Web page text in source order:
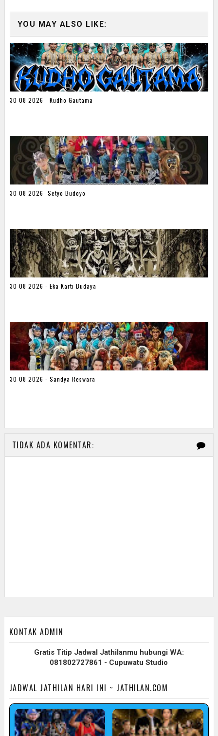
YOU MAY ALSO LIKE:
30 08 2026 - Kudho Gautama
30 08 2026- Setyo Budoyo
30 08 2026 - Eka Karti Budaya
30 08 2026 - Sandya Reswara
TIDAK ADA KOMENTAR:
KONTAK ADMIN
Gratis Titip Jadwal Jathilanmu hubungi WA:
081802727861 - Cupuwatu Studio
JADWAL JATHILAN HARI INI ~ JATHILAN.COM